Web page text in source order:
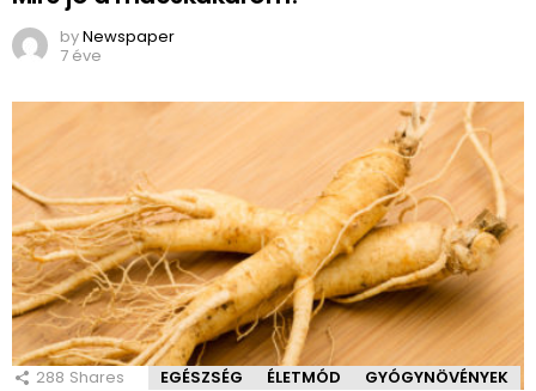
byNewspaper
7 éve
288 Shares EGÉSZSÉG ÉLETMÓD GYÓGYNÖVÉNYEK